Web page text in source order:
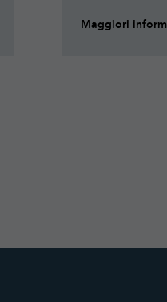
Maggiori